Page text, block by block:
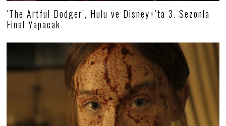
‘The Artful Dodger’, Hulu ve Disney+’ta 3. Sezonla
Final Yapacak